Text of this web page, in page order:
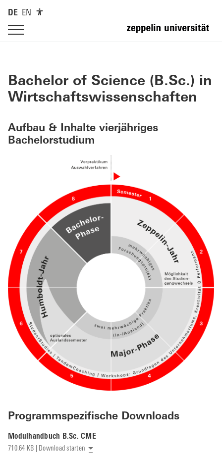
DE EN
Bachelor of Science (B.Sc.) in
Wirtschafts­wissenschaften
Aufbau & Inhalte vierjähriges
Bachelorstudium
Programmspezifische Downloads
Modulhandbuch B.Sc. CME
710.64 KB | Download starten